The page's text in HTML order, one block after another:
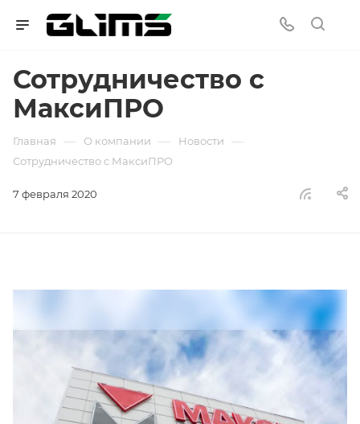
Сотрудничество с
МаксиПРО
Главная — О компании — Новости —
Сотрудничество с МаксиПРО
7 февраля 2020